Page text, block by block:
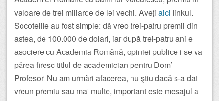
valoare de trei miliarde de lei vechi. Aveţi aici linkul.
Socotelile au fost simple: dă vreo trei-patru premii din
astea, de 100.000 de dolari, iar după trei-patru ani e
asociere cu Academia Română, opiniei publice i se va
părea firesc titlul de academician pentru Dom’
Profesor. Nu am urmări afacerea, nu ştiu dacă s-a dat
vreun premiu sau mai multe, important este mesajul a